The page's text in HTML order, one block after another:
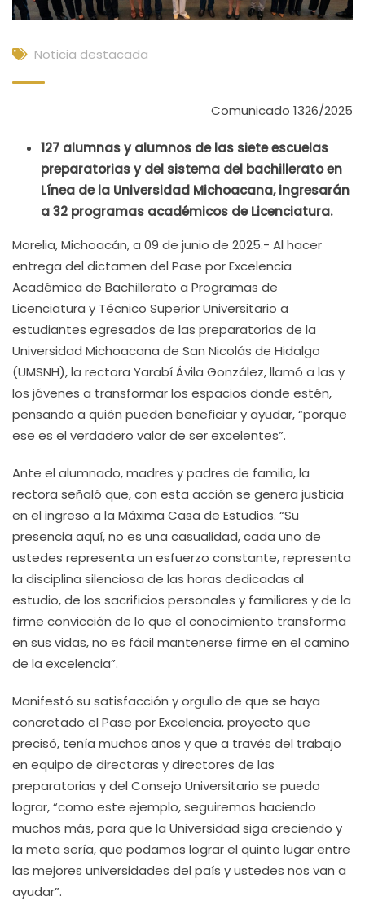
Noticia destacada
Comunicado 1326/2025
127 alumnas y alumnos de las siete escuelas
preparatorias y del sistema del bachillerato en
Línea de la Universidad Michoacana, ingresarán
a 32 programas académicos de Licenciatura.
Morelia, Michoacán, a 09 de junio de 2025.- Al hacer
entrega del dictamen del Pase por Excelencia
Académica de Bachillerato a Programas de
Licenciatura y Técnico Superior Universitario a
estudiantes egresados de las preparatorias de la
Universidad Michoacana de San Nicolás de Hidalgo
(UMSNH), la rectora Yarabí Ávila González, llamó a las y
los jóvenes a transformar los espacios donde estén,
pensando a quién pueden beneficiar y ayudar, “porque
ese es el verdadero valor de ser excelentes”.
Ante el alumnado, madres y padres de familia, la
rectora señaló que, con esta acción se genera justicia
en el ingreso a la Máxima Casa de Estudios. “Su
presencia aquí, no es una casualidad, cada uno de
ustedes representa un esfuerzo constante, representa
la disciplina silenciosa de las horas dedicadas al
estudio, de los sacrificios personales y familiares y de la
firme convicción de lo que el conocimiento transforma
en sus vidas, no es fácil mantenerse firme en el camino
de la excelencia”.
Manifestó su satisfacción y orgullo de que se haya
concretado el Pase por Excelencia, proyecto que
precisó, tenía muchos años y que a través del trabajo
en equipo de directoras y directores de las
preparatorias y del Consejo Universitario se puedo
lograr, “como este ejemplo, seguiremos haciendo
muchos más, para que la Universidad siga creciendo y
la meta sería, que podamos lograr el quinto lugar entre
las mejores universidades del país y ustedes nos van a
ayudar”.